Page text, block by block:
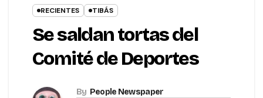
RECIENTES TIBÁS
Se saldan tortas del
Comité de Deportes
By People Newspaper